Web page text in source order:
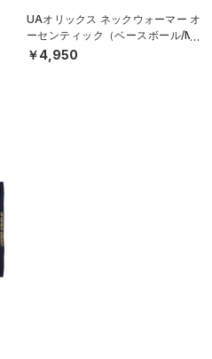
UAオリックス ネックウォーマー オ
ーセンティック（ベースボール/ME
N）
￥4,950